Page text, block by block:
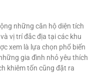
những căn hộ diện tích
vị trí đắc địa tại các khu
xem là lựa chọn phổ biến
gia đình nhỏ yêu thích
khiêm tốn cũng đặt ra